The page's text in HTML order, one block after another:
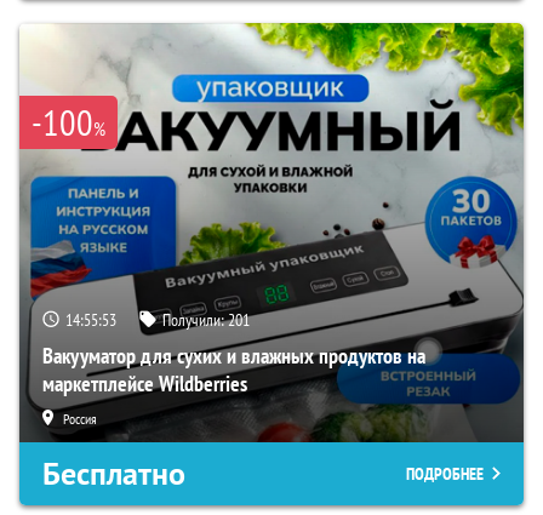
-100%
14:55:51 Получили:201
Вакууматор для сухих и влажных продуктов на
маркетплейсе Wildberries
Россия
Бесплатно ПОДРОБНЕЕ